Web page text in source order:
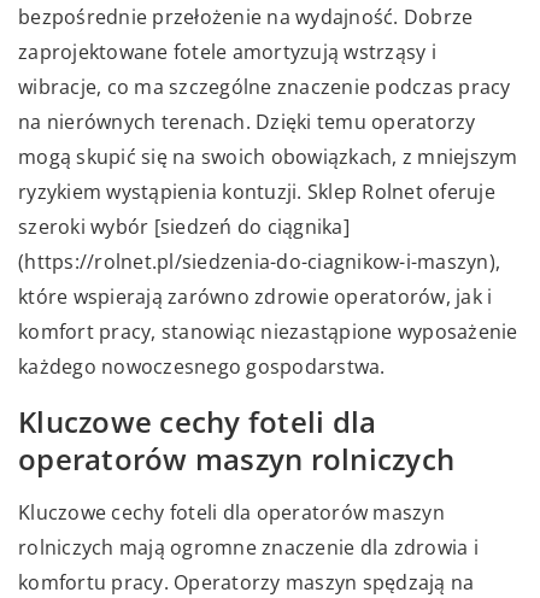
bezpośrednie przełożenie na wydajność. Dobrze
zaprojektowane fotele amortyzują wstrząsy i
wibracje, co ma szczególne znaczenie podczas pracy
na nierównych terenach. Dzięki temu operatorzy
mogą skupić się na swoich obowiązkach, z mniejszym
ryzykiem wystąpienia kontuzji. Sklep Rolnet oferuje
szeroki wybór [siedzeń do ciągnika]
(https://rolnet.pl/siedzenia-do-ciagnikow-i-maszyn),
które wspierają zarówno zdrowie operatorów, jak i
komfort pracy, stanowiąc niezastąpione wyposażenie
każdego nowoczesnego gospodarstwa.
Kluczowe cechy foteli dla
operatorów maszyn rolniczych
Kluczowe cechy foteli dla operatorów maszyn
rolniczych mają ogromne znaczenie dla zdrowia i
komfortu pracy. Operatorzy maszyn spędzają na